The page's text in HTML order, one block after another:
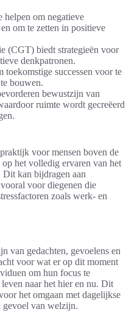
helpen om negatieve
om te zetten in positieve
(CGT) biedt strategieën voor
denkpatronen.
toekomstige successen voor te
bouwen.
bewustzijn van
ruimte wordt gecreëerd
voor mensen boven de
het volledig ervaren van het
kan bijdragen aan
voor diegenen die
zoals werk- en
van gedachten, gevoelens en
voor wat er op dit moment
om hun focus te
naar het hier en nu. Dit
het omgaan met dagelijkse
gevoel van welzijn.